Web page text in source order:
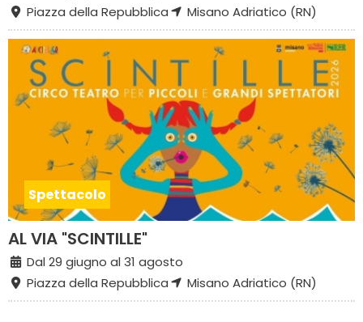
Piazza della Repubblica
Misano Adriatico (RN)
Spettacolo
AL VIA "SCINTILLE"
Dal 29 giugno al 31 agosto
Piazza della Repubblica
Misano Adriatico (RN)